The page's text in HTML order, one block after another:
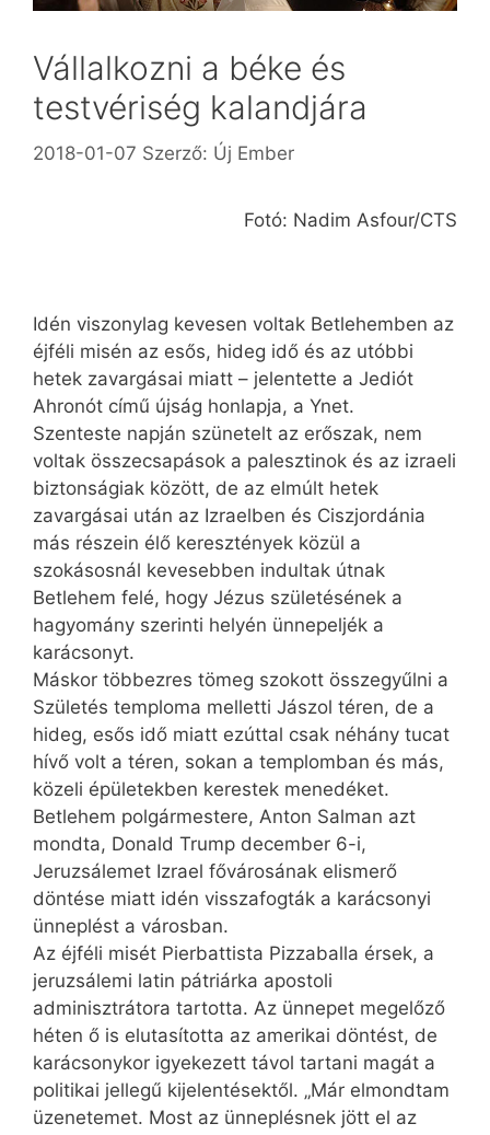
Vállalkozni a béke és
testvériség kalandjára
2018-01-07 Szerző: Új Ember
Fotó: Nadim Asfour/CTS
Idén viszonylag kevesen voltak Betlehemben az
éjféli misén az esős, hideg idő és az utóbbi
hetek zavargásai miatt – jelentette a Jediót
Ahronót című újság honlapja, a Ynet.
Szenteste napján szünetelt az erőszak, nem
voltak összecsapások a palesztinok és az izraeli
biztonságiak között, de az elmúlt hetek
zavargásai után az Izraelben és Ciszjordánia
más részein élő keresztények közül a
szokásosnál kevesebben indultak útnak
Betlehem felé, hogy Jézus születésének a
hagyomány szerinti helyén ünnepeljék a
karácsonyt.
Máskor többezres tömeg szokott összegyűlni a
Születés temploma melletti Jászol téren, de a
hideg, esős idő miatt ezúttal csak néhány tucat
hívő volt a téren, sokan a templomban és más,
közeli épületekben kerestek menedéket.
Betlehem polgármestere, Anton Salman azt
mondta, Donald Trump december 6-i,
Jeruzsálemet Izrael fővárosának elismerő
döntése miatt idén visszafogták a karácsonyi
ünneplést a városban.
Az éjféli misét Pierbattista Pizzaballa érsek, a
jeruzsálemi latin pátriárka apostoli
adminisztrátora tartotta. Az ünnepet megelőző
héten ő is elutasította az amerikai döntést, de
karácsonykor igyekezett távol tartani magát a
politikai jellegű kijelentésektől. „Már elmondtam
üzenetemet. Most az ünneplésnek jött el az